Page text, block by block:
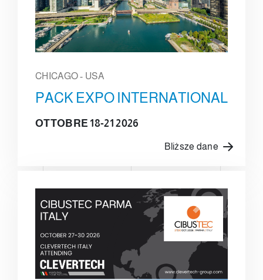
CHICAGO - USA
PACK EXPO INTERNATIONAL
OTTOBRE 18-21 2026
Bliższe dane